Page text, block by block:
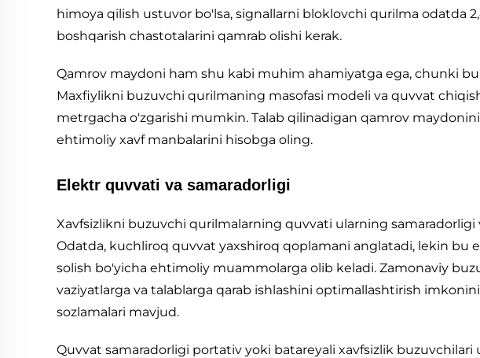
himoya qilish ustuvor bo'lsa, signallarni bloklovchi qurilma odatda
boshqarish chastotalarini qamrab olishi kerak.
Qamrov maydoni ham shu kabi muhim ahamiyatga ega, chunki
Maxfiylikni buzuvchi qurilmaning masofasi modeli va quvvat
metrgacha o'zgarishi mumkin. Talab qilinadigan qamrov
ehtimoliy xavf manbalarini hisobga oling.
Elektr quvvati va samaradorligi
Xavfsizlikni buzuvchi qurilmalarning quvvati ularning samaradorligi
Odatda, kuchliroq quvvat yaxshiroq qoplamani anglatadi, lekin bu
solish bo'yicha ehtimoliy muammolarga olib keladi. Zamonaviy
vaziyatlarga va talablarga qarab ishlashini optimallashtirish
sozlamalari mavjud.
Quvvat samaradorligi portativ yoki batareyali xavfsizlik